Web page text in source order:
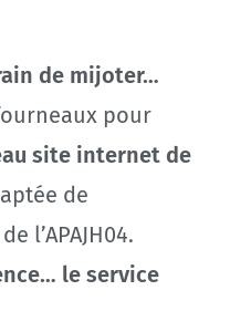
de mijoter…
pour
site internet de
de
l’APAJH04.
le service